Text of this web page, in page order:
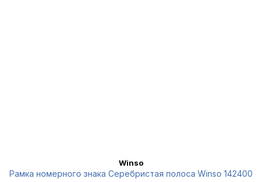
Winso
Рамка номерного знака Серебристая полоса Winso 142400